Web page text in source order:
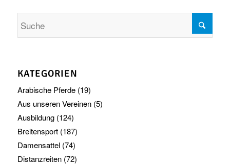
KATEGORIEN
Arabische Pferde(19)
Aus unseren Vereinen(5)
Ausbildung(124)
Breitensport(187)
Damensattel(74)
Distanzreiten(72)